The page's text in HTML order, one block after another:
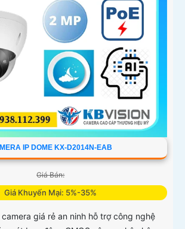
IP DOME KX-D2014N-EAB
Giá Bán:
Giá Khuyến Mại: 5%-35%
camera giá rẻ an ninh hỗ trợ công nghệ